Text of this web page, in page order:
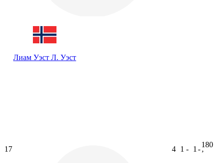
Лиам Уэст Л. Уэст
17 4 1 - 1 -
180
ʼ